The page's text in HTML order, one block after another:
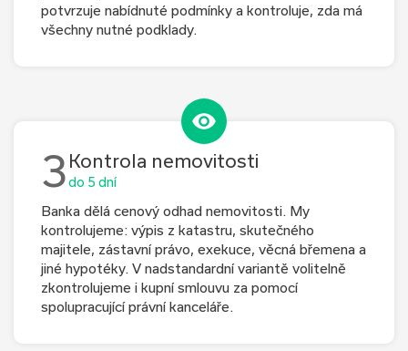
potvrzuje nabídnuté podmínky a kontroluje, zda má
všechny nutné podklady.
3 Kontrola nemovitosti
do 5 dní
Banka dělá cenový odhad nemovitosti. My
kontrolujeme: výpis z katastru, skutečného
majitele, zástavní právo, exekuce, věcná břemena a
jiné hypotéky. V nadstandardní variantě volitelně
zkontrolujeme i kupní smlouvu za pomocí
spolupracující právní kanceláře.